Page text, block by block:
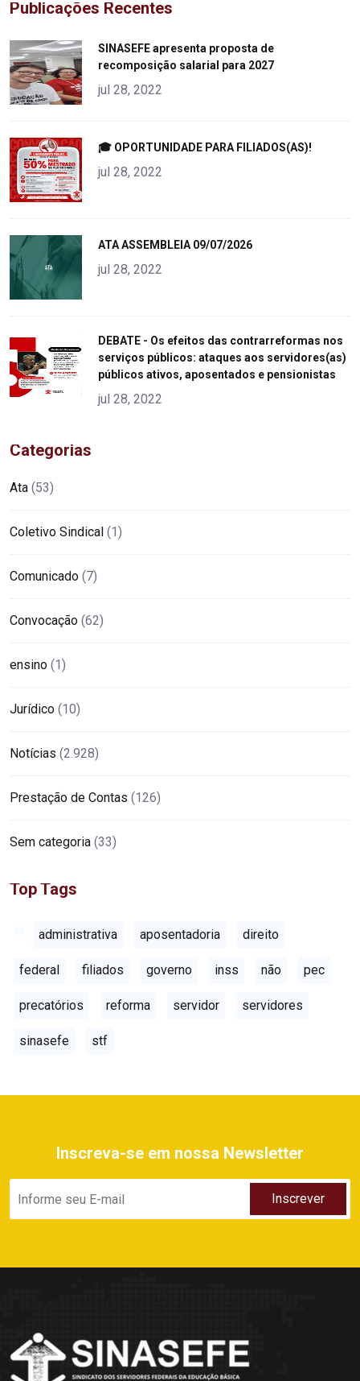
Publicações Recentes
alt="product">
SINASEFE apresenta proposta de
recomposição salarial para 2027
jul 28, 2022
alt="product">
🎓 OPORTUNIDADE PARA FILIADOS(AS)!
jul 28, 2022
alt="product">
ATA ASSEMBLEIA 09/07/2026
jul 28, 2022
alt="product">
DEBATE - Os efeitos das contrarreformas nos
serviços públicos: ataques aos servidores(as)
públicos ativos, aposentados e pensionistas
jul 28, 2022
Categorias
Ata (53)
Coletivo Sindical (1)
Comunicado (7)
Convocação (62)
ensino (1)
Jurídico (10)
Notícias (2.928)
Prestação de Contas (126)
Sem categoria (33)
Top Tags
administrativa aposentadoria direito
federal filiados governo inss não pec
precatórios reforma servidor servidores
sinasefe stf
Inscreva-se em nossa Newsletter